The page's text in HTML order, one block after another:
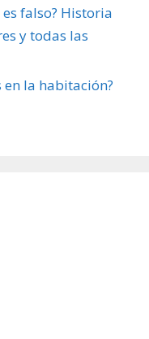
falso? Historia
y todas las
la habitación?